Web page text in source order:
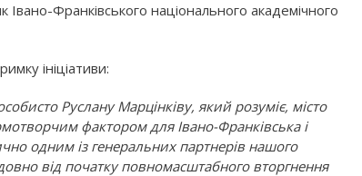
Франківського національного академічного
ініціативи:
Руслану Марцінківу, який розуміє, місто
фактором для Івано-Франківська і
одним із генеральних партнерів нашого
від початку повномасштабного вторгнення